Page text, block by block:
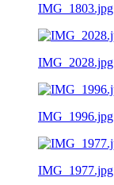
IMG_1803.jpg
IMG_2028.jpg
IMG_1996.jpg
IMG_1977.jpg